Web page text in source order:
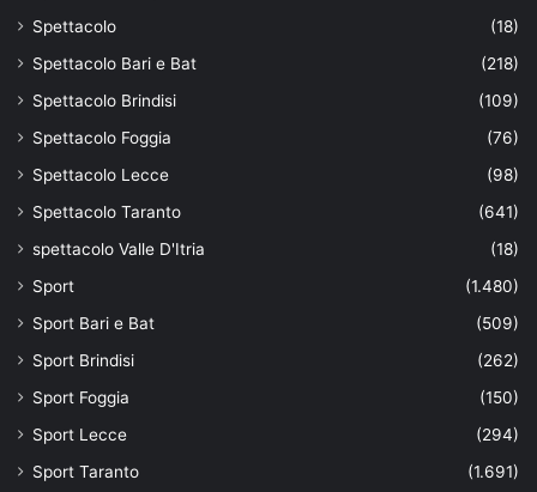
Spettacolo
(18)
Spettacolo Bari e Bat
(218)
Spettacolo Brindisi
(109)
Spettacolo Foggia
(76)
Spettacolo Lecce
(98)
Spettacolo Taranto
(641)
spettacolo Valle D'Itria
(18)
Sport
(1.480)
Sport Bari e Bat
(509)
Sport Brindisi
(262)
Sport Foggia
(150)
Sport Lecce
(294)
Sport Taranto
(1.691)